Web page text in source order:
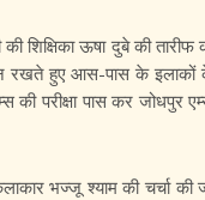
की शिक्षिका ऊषा दुबे की
रखते हुए आस-पास के इलाकों
की परीक्षा पास कर जोधपुर
भज्जू श्याम की चर्चा की